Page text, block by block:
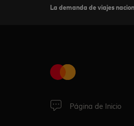
La demanda de viajes
Página de Inicio